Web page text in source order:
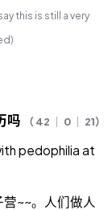
this is still a very
吗 （ 42 ｜ 0 ｜ 21）
pedophilia at
~~。人们做人